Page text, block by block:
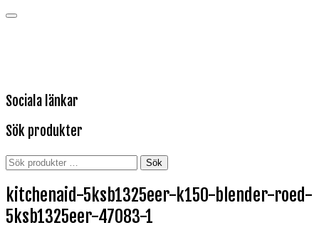
Sociala länkar
Sök produkter
Sök
Sök
kitchenaid-5ksb1325eer-k150-blender-roed-
5ksb1325eer-47083-1